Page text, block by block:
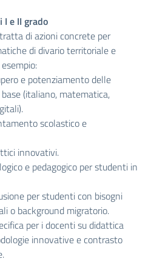
I e II grado
di azioni concrete per
di divario territoriale e
e potenziamento delle
(italiano, matematica,
scolastico e
innovativi.
e pedagogico per studenti in
per studenti con bisogni
o background migratorio.
per i docenti su didattica
innovative e contrasto